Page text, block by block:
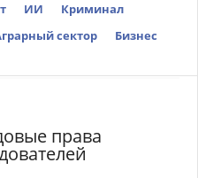
ИИ
Криминал
сектор
Бизнес
права